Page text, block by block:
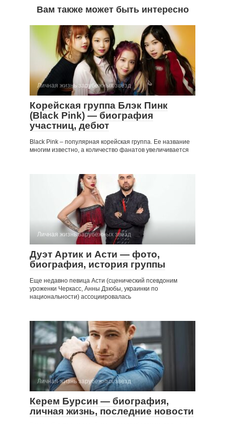
Вам также может быть интересно
Личная жизнь зарубежных звезд
Корейская группа Блэк Пинк
(Black Pink) — биография
участниц, дебют
Black Pink – популярная корейская группа. Ее название
многим известно, а количество фанатов увеличивается
Личная жизнь зарубежных звезд
Дуэт Артик и Асти — фото,
биография, история группы
Еще недавно певица Асти (сценический псевдоним
уроженки Черкасс, Анны Дзюбы, украинки по
национальности) ассоциировалась
Личная жизнь зарубежных звезд
Керем Бурсин — биография,
личная жизнь, последние новости